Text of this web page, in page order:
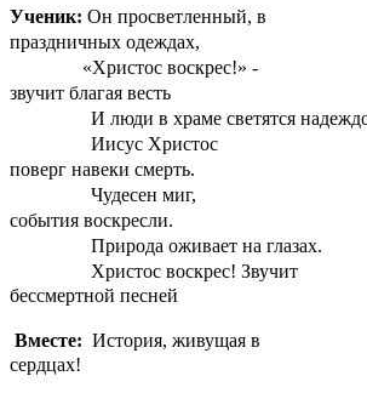
Ученик: Он просветленный, в
праздничных одеждах,
«Христос воскрес!» -
звучит благая весть
И люди в храме светятся
Иисус Христос
поверг навеки смерть.
Чудесен миг,
события воскресли.
Природа оживает на глазах.
Христос воскрес! Звучит
бессмертной песней
Вместе: История, живущая в
сердцах!